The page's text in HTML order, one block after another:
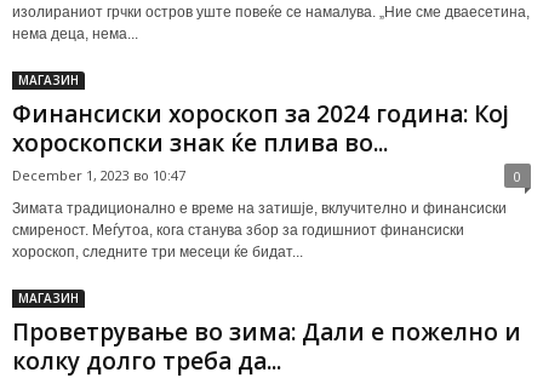
изолираниот грчки остров уште повеќе се намалува. „Ние сме дваесетина,
нема деца, нема...
МАГАЗИН
Финансиски хороскоп за 2024 година: Кој
хороскопски знак ќе плива во...
December 1, 2023 во 10:47 0
Зимата традиционално е време на затишје, вклучително и финансиски
смиреност. Меѓутоа, кога станува збор за годишниот финансиски
хороскоп, следните три месеци ќе бидат...
МАГАЗИН
Проветрување во зима: Дали е пожелно и
колку долго треба да...